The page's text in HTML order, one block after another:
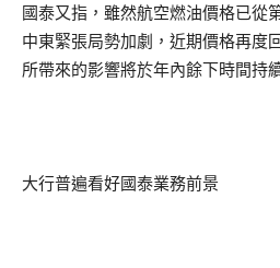
國泰又指，雖然航空燃油價格已從
中東緊張局勢加劇，近期價格再度
所帶來的影響將於年內餘下時間持
大行普遍看好國泰業務前景